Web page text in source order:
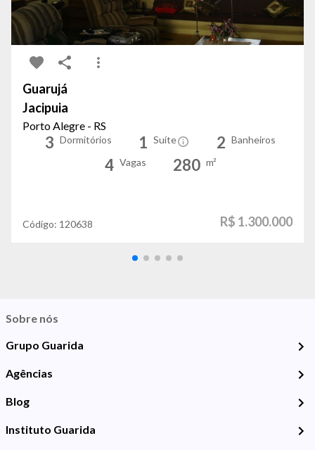
Guarujá
Jacipuia
Porto Alegre - RS
3 Dormitórios 1 Suíte 2 Banheiros
4 Vagas 280 m²
Código: 120638 R$ 1.300.000
Sobre nós
Grupo Guarida
Agências
Blog
Instituto Guarida